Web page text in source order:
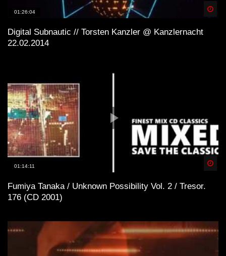
01:26:04
Digital Subnautic // Torsten Kanzler @ Kanzlernacht
22.02.2014
01:14:11
Fumiya Tanaka / Unknown Possibility Vol. 2 / Tresor.
176 (CD 2001)